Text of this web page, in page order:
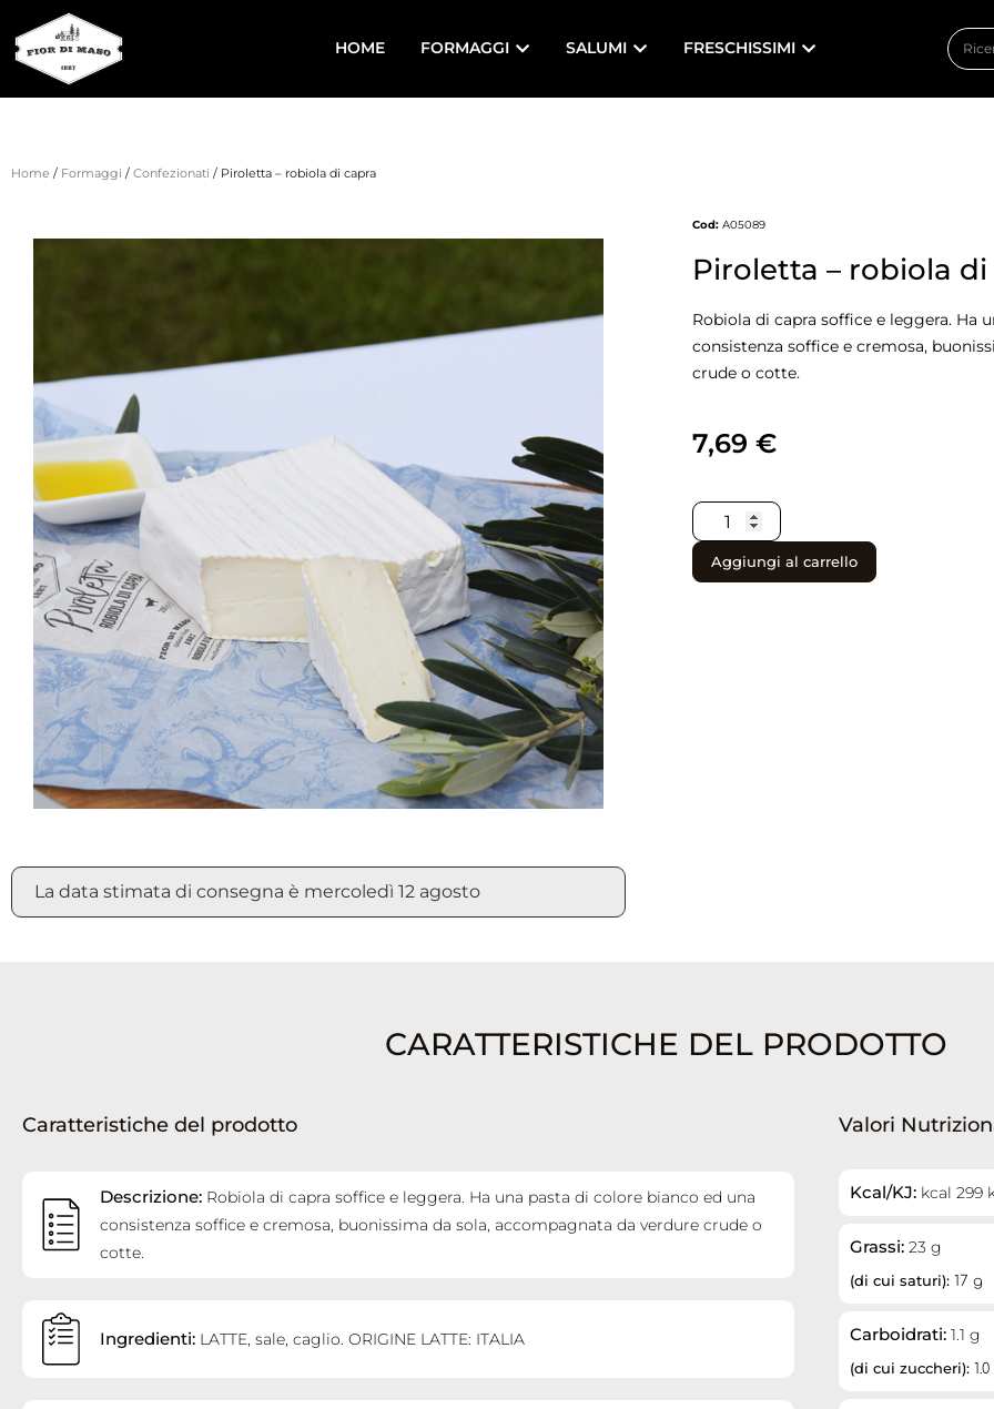
HOME FORMAGGI SALUMI FRESCHISSIMI
Home / Formaggi / Confezionati / Piroletta – robiola di capra
La data stimata di consegna è mercoledì 12 agosto
Cod: A05089
Piroletta – robiola di
Robiola di capra soffice e leggera. Ha
consistenza soffice e cremosa,
crude o cotte.
7,69 €
Aggiungi al carrello
CARATTERISTICHE DEL PRODOTTO
Caratteristiche del prodotto
Descrizione: Robiola di capra soffice e leggera. Ha una pasta di colore bianco ed una
consistenza soffice e cremosa, buonissima da sola, accompagnata da verdure crude o
cotte.
Ingredienti: LATTE, sale, caglio. ORIGINE LATTE: ITALIA
Valori
Kcal/KJ: kcal 299
Grassi:23 g
(di cui saturi):17 g
Carboidrati:1.1 g
(di cui zuccheri):